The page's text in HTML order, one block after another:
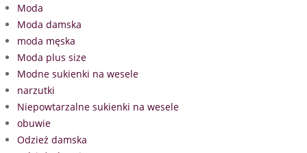
Moda
Moda damska
moda męska
Moda plus size
Modne sukienki na wesele
narzutki
Niepowtarzalne sukienki na wesele
obuwie
Odzież damska